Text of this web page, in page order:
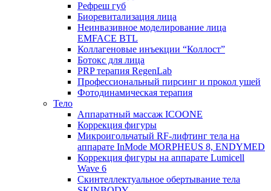
Рефреш губ
Биоревитализация лица
Неинвазивное моделирование лица
EMFACE BTL
Коллагеновые инъекции “Коллост”
Ботокс для лица
PRP терапия RegenLab
Профессиональный пирсинг и прокол ушей
Фотодинамическая терапия
Тело
Аппаратный массаж ICOONE
Коррекция фигуры
Микроигольчатый RF-лифтинг тела на
аппарате InMode MORPHEUS 8, ENDYMED
Коррекция фигуры на аппарате Lumicell
Wave 6
Скинтеллектуальное обертывание тела